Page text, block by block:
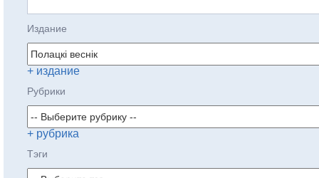
Издание
+ издание
Рубрики
+ рубрика
Тэги